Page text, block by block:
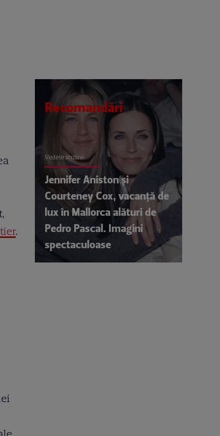
.
Recomandări
Vedete străine
Jennifer Aniston și
Courteney Cox, vacanță de
lux în Mallorca alături de
Pedro Pascal. Imagini
spectaculoase